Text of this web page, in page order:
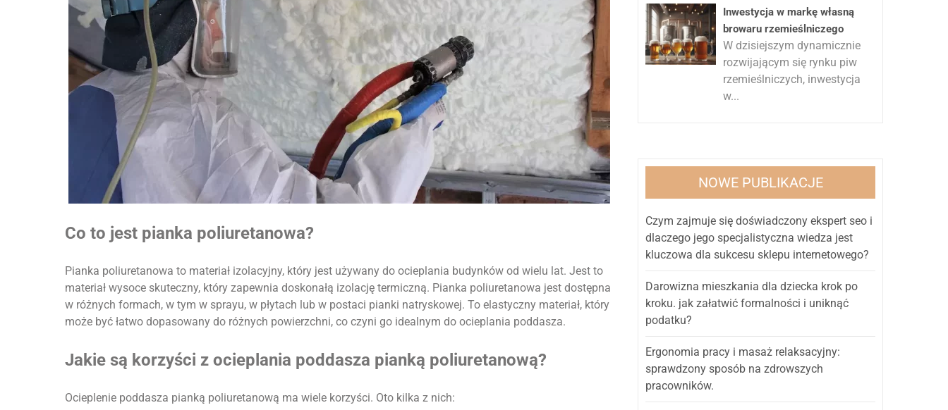
Co to jest pianka poliuretanowa?
Pianka poliuretanowa to materiał izolacyjny, który jest używany do ocieplania budynków od wielu lat. Jest to
materiał wysoce skuteczny, który zapewnia doskonałą izolację termiczną. Pianka poliuretanowa jest dostępna
w różnych formach, w tym w sprayu, w płytach lub w postaci pianki natryskowej. To elastyczny materiał, który
może być łatwo dopasowany do różnych powierzchni, co czyni go idealnym do ocieplania poddasza.
Jakie są korzyści z ocieplania poddasza pianką poliuretanową?
Ocieplenie poddasza pianką poliuretanową ma wiele korzyści. Oto kilka z nich:
Inwestycja w markę własną
browaru rzemieślniczego
W dzisiejszym dynamicznie
rozwijającym się rynku piw
rzemieślniczych, inwestycja
w...
NOWE PUBLIKACJE
Czym zajmuje się doświadczony ekspert seo i
dlaczego jego specjalistyczna wiedza jest
kluczowa dla sukcesu sklepu internetowego?
Darowizna mieszkania dla dziecka krok po
kroku. jak załatwić formalności i uniknąć
podatku?
Ergonomia pracy i masaż relaksacyjny:
sprawdzony sposób na zdrowszych
pracowników.